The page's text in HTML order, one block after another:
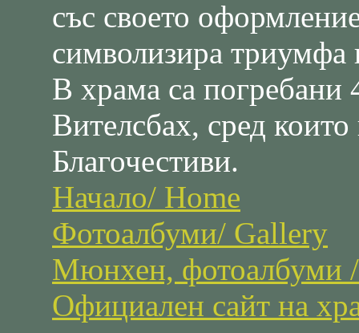
със своето
символизира триумфа
В храма са погребани
Вителсбах, сред
Благочестиви.
Начало/ Home
Фотоалбуми/ Gallery
Мюнхен, фотоалбуми
Официален сайт на